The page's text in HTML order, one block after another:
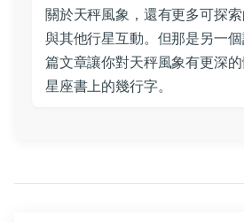
關於天秤風象，還有更多可探
與其他行星互動。但那是另一
篇文章讓你對天秤風象有更深
星座書上的幾行字。